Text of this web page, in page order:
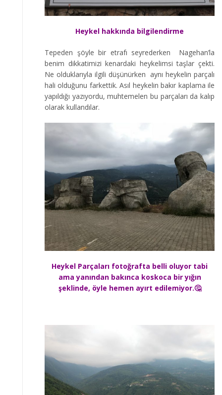
Heykel hakkında bilgilendirme
Tepeden şöyle bir etrafı seyrederken Nagehan’la
benim dikkatimizi kenardaki heykelimsi taşlar çekti.
Ne olduklarıyla ilgili düşünürken aynı heykelin parçalı
hali olduğunu farkettik. Asıl heykelin bakır kaplama ile
yapıldığı yazıyordu, muhtemelen bu parçaları da kalıp
olarak kullandılar.
Heykel Parçaları fotoğrafta belli oluyor tabi
ama yanından bakınca koskoca bir yığın
şeklinde, öyle hemen ayırt edilemiyor.🤔